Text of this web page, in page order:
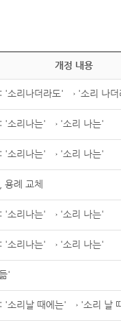
개정 내용
'소리나더라도' → '소리 나더
'소리나는' → '소리 나는'
'소리나는' → '소리 나는'
용례 교체
'소리나는' → '소리 나는'
'소리나는' → '소리 나는'
'
'소리날 때에는' → '소리 날